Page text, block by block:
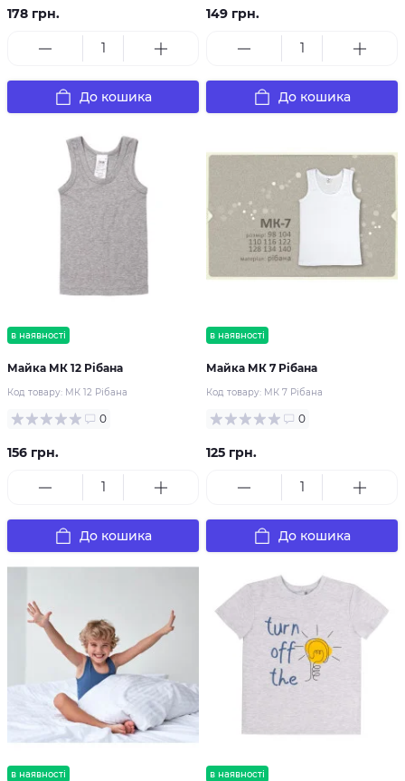
178 грн.
До кошика
149 грн.
До кошика
в наявності
Майка МК 12 Рібана
Код товару: МК 12 Рібана
0
156 грн.
До кошика
в наявності
Майка МК 7 Рібана
Код товару: МК 7 Рібана
0
125 грн.
До кошика
в наявності в наявності